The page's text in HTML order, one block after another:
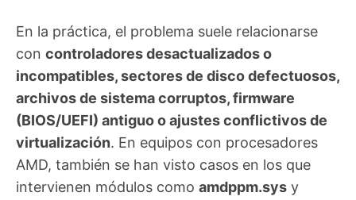
En la práctica, el problema suele relacionarse
con controladores desactualizados o
incompatibles, sectores de disco defectuosos,
archivos de sistema corruptos, firmware
(BIOS/UEFI) antiguo o ajustes conflictivos de
virtualización. En equipos con procesadores
AMD, también se han visto casos en los que
intervienen módulos como amdppm.sys y